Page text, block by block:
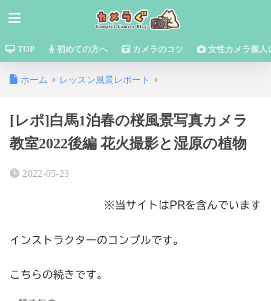
TOP 初めての方へ カメラのコツ 女性カメラ個人
ホーム レッスン風景レポート
[レポ]白馬1泊春の桜風景写真カメラ
教室2022後編 花火撮影と湿原の植物
2022-05-23
※当サイトはPRを含んでいます
インストラクターのコンプルです。
こちらの続きです。